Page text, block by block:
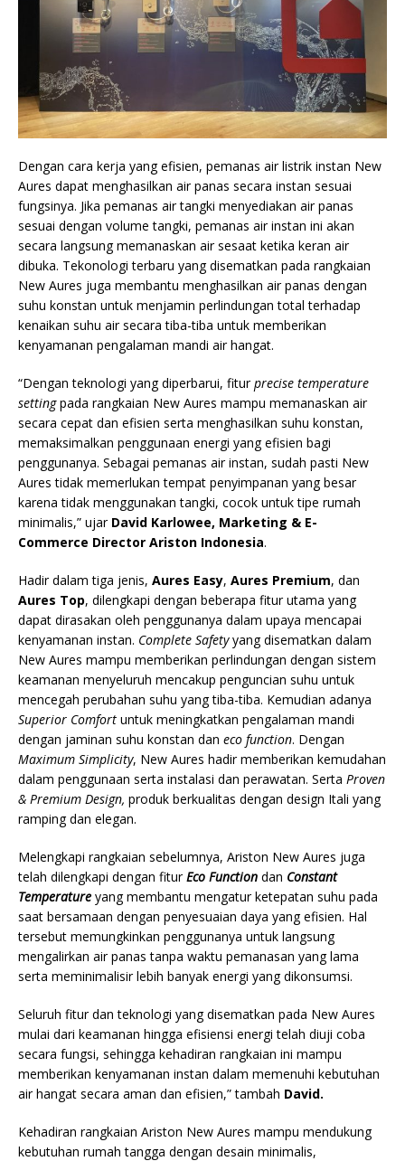
Dengan cara kerja yang efisien, pemanas air listrik instan New
Aures dapat menghasilkan air panas secara instan sesuai
fungsinya. Jika pemanas air tangki menyediakan air panas
sesuai dengan volume tangki, pemanas air instan ini akan
secara langsung memanaskan air sesaat ketika keran air
dibuka. Tekonologi terbaru yang disematkan pada rangkaian
New Aures juga membantu menghasilkan air panas dengan
suhu konstan untuk menjamin perlindungan total terhadap
kenaikan suhu air secara tiba-tiba untuk memberikan
kenyamanan pengalaman mandi air hangat.
“Dengan teknologi yang diperbarui, fiturprecise temperature
settingpada rangkaian New Aures mampu memanaskan air
secara cepat dan efisien serta menghasilkan suhu konstan,
memaksimalkan penggunaan energi yang efisien bagi
penggunanya. Sebagai pemanas air instan, sudah pasti New
Aures tidak memerlukan tempat penyimpanan yang besar
karena tidak menggunakan tangki, cocok untuk tipe rumah
minimalis,” ujar David Karlowee, Marketing & E-
Commerce Director Ariston Indonesia.
Hadir dalam tiga jenis, Aures Easy, Aures Premium, dan
Aures Top, dilengkapi dengan beberapa fitur utama yang
dapat dirasakan oleh penggunanya dalam upaya mencapai
kenyamanan instan. Complete Safetyyang disematkan dalam
New Aures mampu memberikan perlindungan dengan sistem
keamanan menyeluruh mencakup penguncian suhu untuk
mencegah perubahan suhu yang tiba-tiba. Kemudian adanya
Superior Comfort untuk meningkatkan pengalaman mandi
dengan jaminan suhu konstan dan eco function. Dengan
Maximum Simplicity, New Aures hadir memberikan kemudahan
dalam penggunaan serta instalasi dan perawatan. Serta Proven
& Premium Design, produk berkualitas dengan design Itali yang
ramping dan elegan.
Melengkapi rangkaian sebelumnya, Ariston New Aures juga
telah dilengkapi dengan fiturEco Function dan Constant
Temperature yang membantu mengatur ketepatan suhu pada
saat bersamaan dengan penyesuaian daya yang efisien. Hal
tersebut memungkinkan penggunanya untuk langsung
mengalirkan air panas tanpa waktu pemanasan yang lama
serta meminimalisir lebih banyak energi yang dikonsumsi.
Seluruh fitur dan teknologi yang disematkan pada New Aures
mulai dari keamanan hingga efisiensi energi telah diuji coba
secara fungsi, sehingga kehadiran rangkaian ini mampu
memberikan kenyamanan instan dalam memenuhi kebutuhan
air hangat secara aman dan efisien,” tambah David.
Kehadiran rangkaian Ariston New Aures mampu mendukung
kebutuhan rumah tangga dengan desain minimalis,